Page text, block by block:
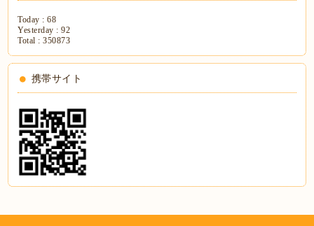
Today :68
Yesterday :92
Total :350873
携帯サイト